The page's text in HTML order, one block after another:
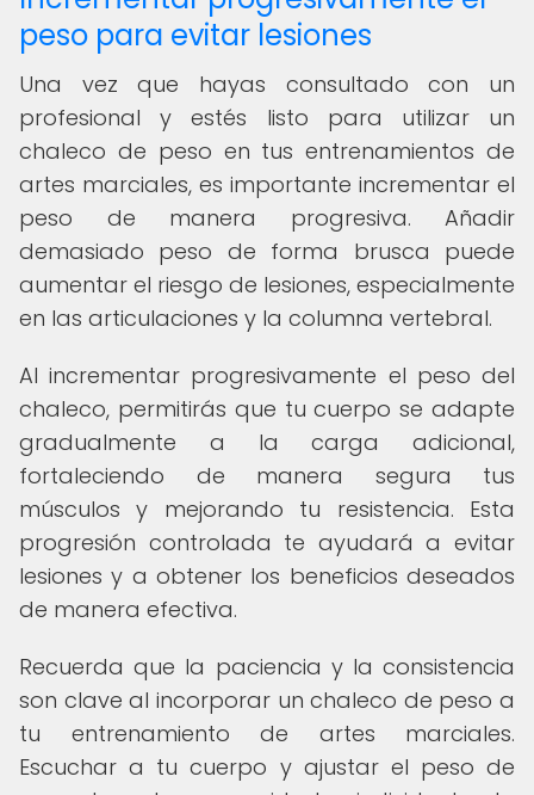
peso para evitar lesiones
Una vez que hayas consultado con un
profesional y estés listo para utilizar un
chaleco de peso en tus entrenamientos de
artes marciales, es importante incrementar el
peso de manera progresiva. Añadir
demasiado peso de forma brusca puede
aumentar el riesgo de lesiones, especialmente
en las articulaciones y la columna vertebral.
Al incrementar progresivamente el peso del
chaleco, permitirás que tu cuerpo se adapte
gradualmente a la carga adicional,
fortaleciendo de manera segura tus
músculos y mejorando tu resistencia. Esta
progresión controlada te ayudará a evitar
lesiones y a obtener los beneficios deseados
de manera efectiva.
Recuerda que la paciencia y la consistencia
son clave al incorporar un chaleco de peso a
tu entrenamiento de artes marciales.
Escuchar a tu cuerpo y ajustar el peso de